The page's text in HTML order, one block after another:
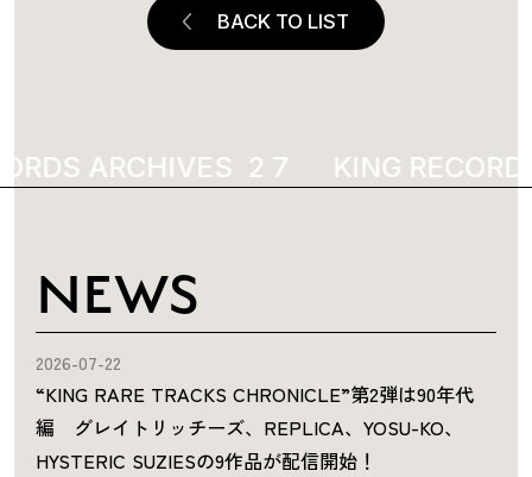
BACK TO LIST
ARCHIVES 2828 KING
NEWS
2026-07-22
“KING RARE TRACKS CHRONICLE”第2弾は90年代
編 グレイトリッチーズ、REPLICA、YOSU-KO、
HYSTERIC SUZIESの9作品が配信開始！